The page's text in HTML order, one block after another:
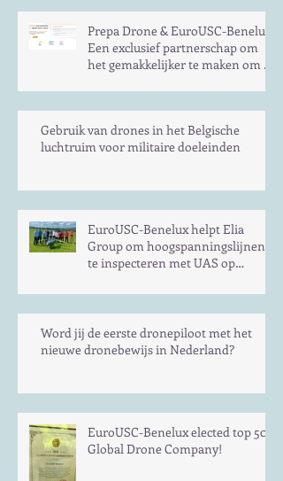
Prepa Drone & EuroUSC-Benelux:
Een exclusief partnerschap om
het gemakkelijker te maken om te
Gebruik van drones in het Belgische
luchtruim voor militaire doeleinden
EuroUSC-Benelux helpt Elia
Group om hoogspanningslijnen
te inspecteren met UAS op
Word jij de eerste dronepiloot met het
nieuwe dronebewijs in Nederland?
EuroUSC-Benelux elected top 50
Global Drone Company!